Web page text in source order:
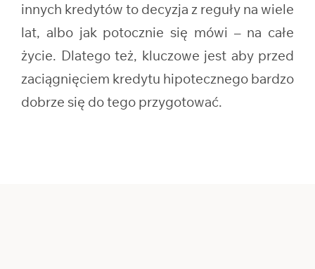
innych kredytów to decyzja z reguły na wiele
lat, albo jak potocznie się mówi – na całe
życie. Dlatego też, kluczowe jest aby przed
zaciągnięciem kredytu hipotecznego bardzo
dobrze się do tego przygotować.